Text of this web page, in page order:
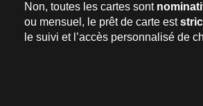
Non, toutes les cartes sont
ou mensuel, le prêt de carte est
le suivi et l’accès personnalisé de